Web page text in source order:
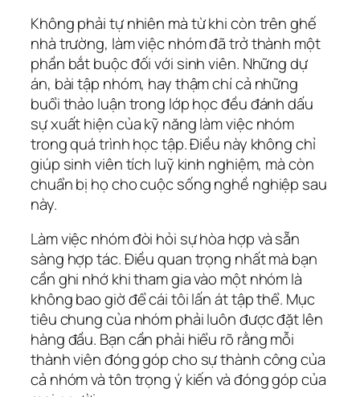
Không phải tự nhiên mà từ khi còn trên ghế
nhà trường, làm việc nhóm đã trở thành một
phần bắt buộc đối với sinh viên. Những dự
án, bài tập nhóm, hay thậm chí cả những
buổi thảo luận trong lớp học đều đánh dấu
sự xuất hiện của kỹ năng làm việc nhóm
trong quá trình học tập. Điều này không chỉ
giúp sinh viên tích luỹ kinh nghiệm, mà còn
chuẩn bị họ cho cuộc sống nghề nghiệp sau
này.
Làm việc nhóm đòi hỏi sự hòa hợp và sẵn
sàng hợp tác. Điều quan trọng nhất mà bạn
cần ghi nhớ khi tham gia vào một nhóm là
không bao giờ để cái tôi lấn át tập thể. Mục
tiêu chung của nhóm phải luôn được đặt lên
hàng đầu. Bạn cần phải hiểu rõ rằng mỗi
thành viên đóng góp cho sự thành công của
cả nhóm và tôn trọng ý kiến và đóng góp của